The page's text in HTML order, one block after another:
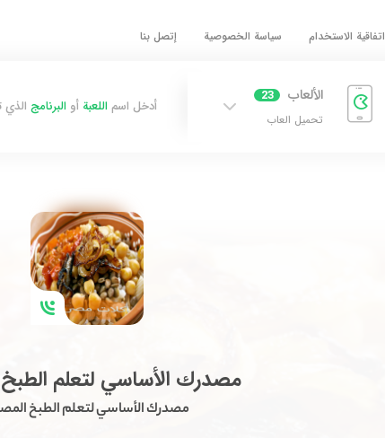
اتفاقية الاستخدام سياسة الخصوصية إتصل بنا
الألعاب 23
تحميل العاب
أدخل اسم اللعبة أو البرنامج الذي
مصدرك الأساسي لتعلم
مصدرك الأساسي لتعلم الطبخ